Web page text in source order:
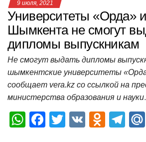
9 июля, 2021
Университеты «Орда»
Шымкента не смогут
дипломы выпускникам
Не смогут выдать дипломы
шымкентские университеты
сообщает vera.kz со ссылкой на
министерства образования и
W
F
T
V
O
T